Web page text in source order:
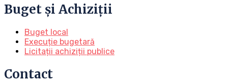
Buget și Achiziții
Buget local
Execuție bugetară
Licitații achiziții publice
Contact